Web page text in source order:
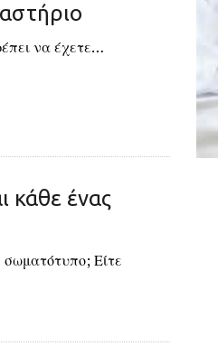
να έχετε…
κάθε ένας
σωματότυπο; Είτε